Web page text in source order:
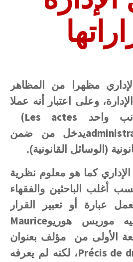
مظهرا من المظاهر
وعلى اعتبار أنه عملا
واحد (Les actes
يدخل من ضمن
(الوسائل القانونية).
كما هو معلوم نظرية
أغلب الباحثين والفقهاء
عبارة أو تعبير القرار
موريس هوريوMaurice
الأولى من مؤلف بعنوان
Précis de، لكنه لم يعرفه